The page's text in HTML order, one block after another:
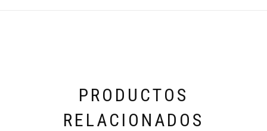
PRODUCTOS
RELACIONADOS